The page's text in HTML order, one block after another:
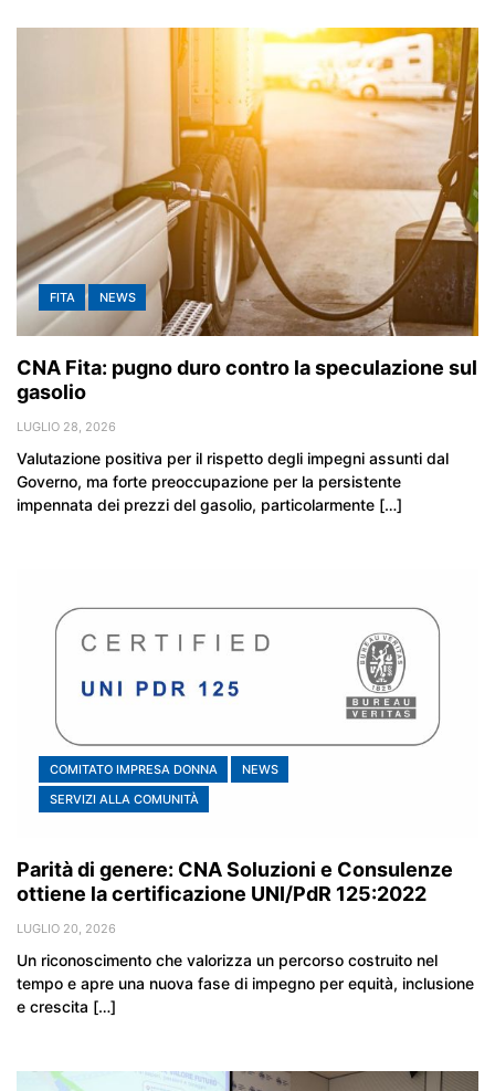
FITA NEWS
CNA Fita: pugno duro contro la speculazione sul
gasolio
LUGLIO 28, 2026
Valutazione positiva per il rispetto degli impegni assunti dal
Governo, ma forte preoccupazione per la persistente
impennata dei prezzi del gasolio, particolarmente […]
COMITATO IMPRESA DONNA
NEWS
SERVIZI ALLA COMUNITÀ
Parità di genere: CNA Soluzioni e Consulenze
ottiene la certificazione UNI/PdR 125:2022
LUGLIO 20, 2026
Un riconoscimento che valorizza un percorso costruito nel
tempo e apre una nuova fase di impegno per equità, inclusione
e crescita […]